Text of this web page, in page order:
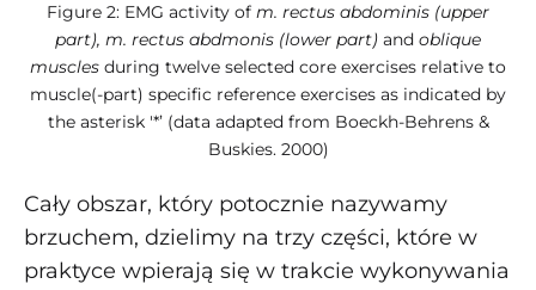
Figure 2: EMG activity of m. rectus abdominis (upper
part), m. rectus abdmonis (lower part) and oblique
muscles during twelve selected core exercises relative to
muscle(-part) specific reference exercises as indicated by
the asterisk '*’ (data adapted from Boeckh-Behrens &
Buskies. 2000)
Cały obszar, który potocznie nazywamy
brzuchem, dzielimy na trzy części, które w
praktyce wpierają się w trakcie wykonywania